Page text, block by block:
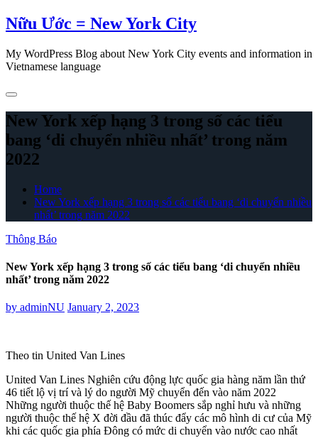
Skip
to
Nữu Ước = New York City
My WordPress Blog about New York City events and information in
Vietnamese language
New York xếp hạng 3 trong số các tiểu
bang ‘di chuyển nhiều nhất’ trong năm
2022
Home
New York xếp hạng 3 trong số các tiểu bang ‘di chuyển nhiều
nhất’ trong năm 2022
Thông Báo
New York xếp hạng 3 trong số các tiểu bang ‘di chuyển nhiều
nhất’ trong năm 2022
by adminNU January 2, 2023
Theo tin United Van Lines
United Van Lines Nghiên cứu động lực quốc gia hàng năm lần thứ
46 tiết lộ vị trí và lý do người Mỹ chuyển đến vào năm 2022
Những người thuộc thế hệ Baby Boomers sắp nghỉ hưu và những
người thuộc thế hệ X đời đầu đã thúc đẩy các mô hình di cư của Mỹ
khi các quốc gia phía Đông có mức di chuyển vào nước cao nhất